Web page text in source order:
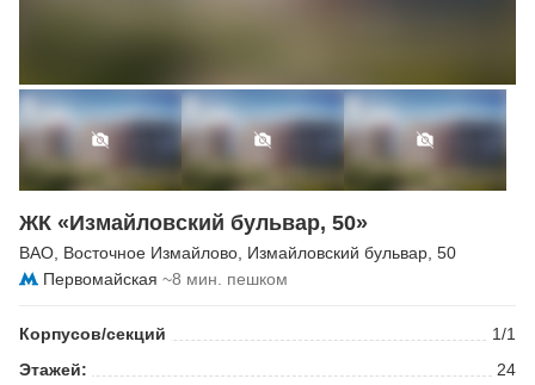
ЖК «Измайловский бульвар, 50»
ВАО Восточное Измайлово Измайловский бульвар , 50
Первомайская ~8 мин. пешком
Корпусов/секций
1/1
Этажей:
24